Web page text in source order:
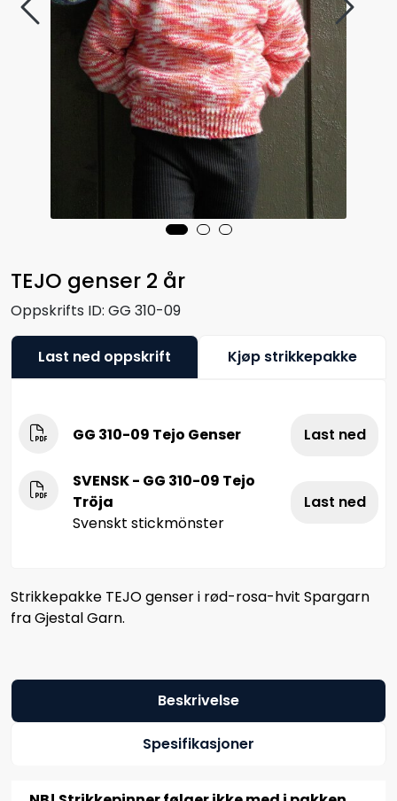
TEJO genser 2 år
Oppskrifts ID: GG 310-09
Last ned oppskrift Kjøp strikkepakke
GG 310-09 Tejo Genser Last ned
SVENSK - GG 310-09 Tejo
Tröja
Svenskt stickmönster
Last ned
Strikkepakke TEJO genser i rød-rosa-hvit Spargarn
fra Gjestal Garn.
Beskrivelse
Spesifikasjoner